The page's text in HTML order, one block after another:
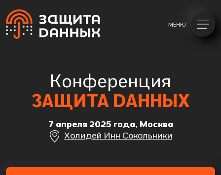
МЕНЮ
Конференция
ЗАЩИТА DАННЫХ
7 апреля 2025 года, Москва
Холидей Инн Сокольники